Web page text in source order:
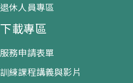
退休人員專區
下載專區
服務申請表單
訓練課程講義與影片